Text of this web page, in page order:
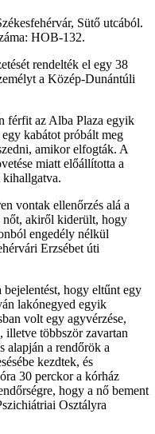
Sütő utcából.
HOB-132.
rendelték el egy 38
a Közép-Dunántúli
férfit az Alba Plaza egyik
kabátot próbált meg
amikor elfogták. A
miatt előállította a
kihallgatva.
vontak ellenőrzés alá a
nőt, akiről kiderült, hogy
engedély nélkül
Erzsébet úti
hogy eltűnt egy
lakónegyed egyik
volt egy agyvérzése,
illetve többször zavartan
alapján a rendőrök a
kezdtek, és
30 perckor a kórház
hogy a nő bement
Osztályra